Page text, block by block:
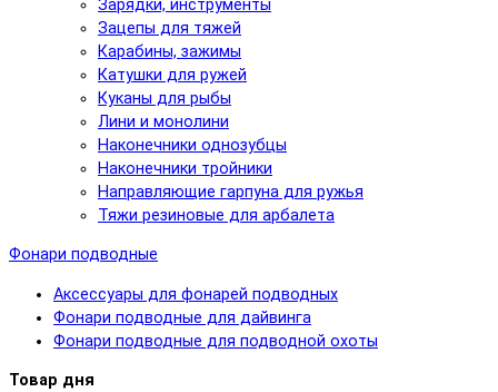
Зарядки, инструменты
Зацепы для тяжей
Карабины, зажимы
Катушки для ружей
Куканы для рыбы
Лини и монолини
Наконечники однозубцы
Наконечники тройники
Направляющие гарпуна для ружья
Тяжи резиновые для арбалета
Фонари подводные
Аксессуары для фонарей подводных
Фонари подводные для дайвинга
Фонари подводные для подводной охоты
Товар дня